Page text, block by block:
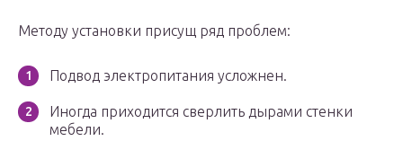
Методу установки присущ ряд проблем:
Подвод электропитания усложнен.
Иногда приходится сверлить дырами стенки
мебели.